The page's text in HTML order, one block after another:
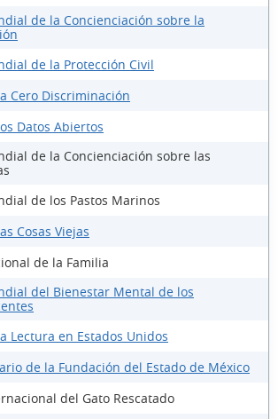
de la Concienciación sobre la
de la Protección Civil
Cero Discriminación
Datos Abiertos
de la Concienciación sobre las
de los Pastos Marinos
Cosas Viejas
de la Familia
del Bienestar Mental de los
Lectura en Estados Unidos
de la Fundación del Estado de México
del Gato Rescatado